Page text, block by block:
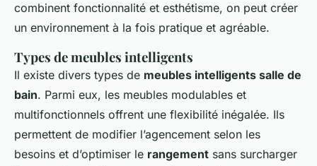
combinent fonctionnalité et esthétisme, on peut créer
un environnement à la fois pratique et agréable.
Types de meubles intelligents
Il existe divers types de meubles intelligents salle de
bain. Parmi eux, les meubles modulables et
multifonctionnels offrent une flexibilité inégalée. Ils
permettent de modifier l’agencement selon les
besoins et d’optimiser le rangement sans surcharger